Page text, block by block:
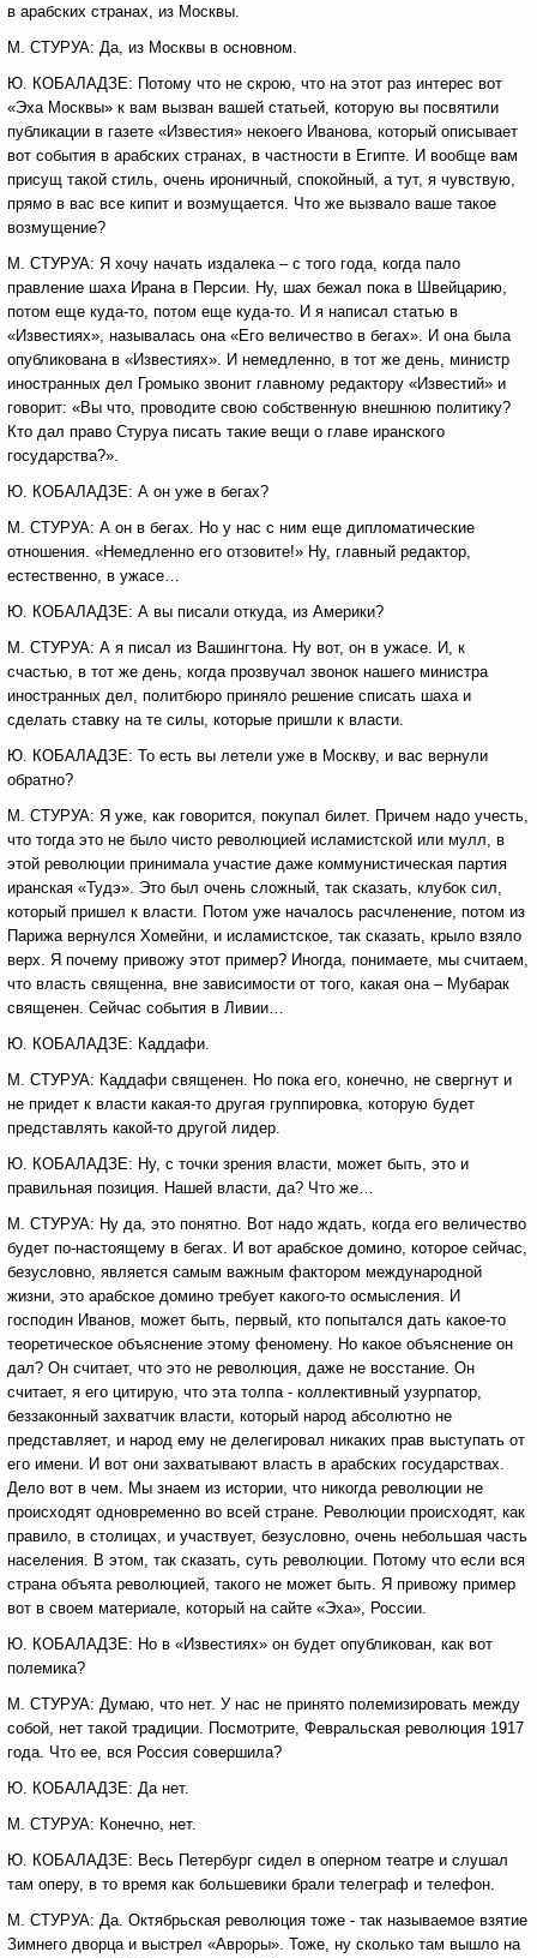
в арабских странах, из Москвы.
М. СТУРУА: Да, из Москвы в основном.
Ю. КОБАЛАДЗЕ: Потому что не скрою, что на этот раз интерес вот
«Эха Москвы» к вам вызван вашей статьей, которую вы посвятили
публикации в газете «Известия» некоего Иванова, который описывает
вот события в арабских странах, в частности в Египте. И вообще вам
присущ такой стиль, очень ироничный, спокойный, а тут, я чувствую,
прямо в вас все кипит и возмущается. Что же вызвало ваше такое
возмущение?
М. СТУРУА: Я хочу начать издалека – с того года, когда пало
правление шаха Ирана в Персии. Ну, шах бежал пока в Швейцарию,
потом еще куда-то, потом еще куда-то. И я написал статью в
«Известиях», называлась она «Его величество в бегах». И она была
опубликована в «Известиях». И немедленно, в тот же день, министр
иностранных дел Громыко звонит главному редактору «Известий» и
говорит: «Вы что, проводите свою собственную внешнюю политику?
Кто дал право Стуруа писать такие вещи о главе иранского
государства?».
Ю. КОБАЛАДЗЕ: А он уже в бегах?
М. СТУРУА: А он в бегах. Но у нас с ним еще дипломатические
отношения. «Немедленно его отзовите!» Ну, главный редактор,
естественно, в ужасе…
Ю. КОБАЛАДЗЕ: А вы писали откуда, из Америки?
М. СТУРУА: А я писал из Вашингтона. Ну вот, он в ужасе. И, к
счастью, в тот же день, когда прозвучал звонок нашего министра
иностранных дел, политбюро приняло решение списать шаха и
сделать ставку на те силы, которые пришли к власти.
Ю. КОБАЛАДЗЕ: То есть вы летели уже в Москву, и вас вернули
обратно?
М. СТУРУА: Я уже, как говорится, покупал билет. Причем надо учесть,
что тогда это не было чисто революцией исламистской или мулл, в
этой революции принимала участие даже коммунистическая партия
иранская «Тудэ». Это был очень сложный, так сказать, клубок сил,
который пришел к власти. Потом уже началось расчленение, потом из
Парижа вернулся Хомейни, и исламистское, так сказать, крыло взяло
верх. Я почему привожу этот пример? Иногда, понимаете, мы считаем,
что власть священна, вне зависимости от того, какая она – Мубарак
священен. Сейчас события в Ливии…
Ю. КОБАЛАДЗЕ: Каддафи.
М. СТУРУА: Каддафи священен. Но пока его, конечно, не свергнут и
не придет к власти какая-то другая группировка, которую будет
представлять какой-то другой лидер.
Ю. КОБАЛАДЗЕ: Ну, с точки зрения власти, может быть, это и
правильная позиция. Нашей власти, да? Что же…
М. СТУРУА: Ну да, это понятно. Вот надо ждать, когда его величество
будет по-настоящему в бегах. И вот арабское домино, которое сейчас,
безусловно, является самым важным фактором международной
жизни, это арабское домино требует какого-то осмысления. И
господин Иванов, может быть, первый, кто попытался дать какое-то
теоретическое объяснение этому феномену. Но какое объяснение он
дал? Он считает, что это не революция, даже не восстание. Он
считает, я его цитирую, что эта толпа - коллективный узурпатор,
беззаконный захватчик власти, который народ абсолютно не
представляет, и народ ему не делегировал никаких прав выступать от
его имени. И вот они захватывают власть в арабских государствах.
Дело вот в чем. Мы знаем из истории, что никогда революции не
происходят одновременно во всей стране. Революции происходят, как
правило, в столицах, и участвует, безусловно, очень небольшая часть
населения. В этом, так сказать, суть революции. Потому что если вся
страна объята революцией, такого не может быть. Я привожу пример
вот в своем материале, который на сайте «Эха», России.
Ю. КОБАЛАДЗЕ: Но в «Известиях» он будет опубликован, как вот
полемика?
М. СТУРУА: Думаю, что нет. У нас не принято полемизировать между
собой, нет такой традиции. Посмотрите, Февральская революция 1917
года. Что ее, вся Россия совершила?
Ю. КОБАЛАДЗЕ: Да нет.
М. СТУРУА: Конечно, нет.
Ю. КОБАЛАДЗЕ: Весь Петербург сидел в оперном театре и слушал
там оперу, в то время как большевики брали телеграф и телефон.
М. СТУРУА: Да. Октябрьская революция тоже - так называемое взятие
Зимнего дворца и выстрел «Авроры». Тоже, ну сколько там вышло на